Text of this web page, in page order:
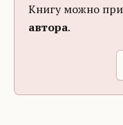
Книгу можно
автора.